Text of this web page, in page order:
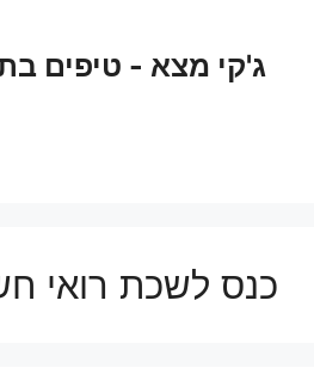
ג'קי מצא - טיפים
כנס לשכת רואי